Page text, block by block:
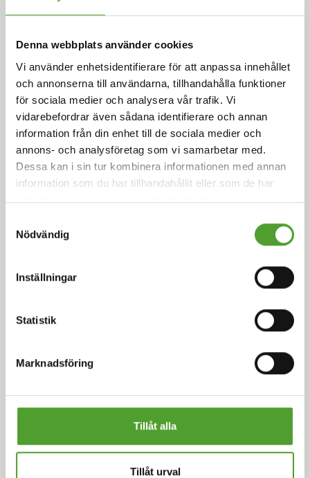
Denna webbplats använder cookies
Vi använder enhetsidentifierare för att anpassa innehållet
och annonserna till användarna, tillhandahålla funktioner
för sociala medier och analysera vår trafik. Vi
vidarebefordrar även sådana identifierare och annan
information från din enhet till de sociala medier och
annons- och analysföretag som vi samarbetar med.
Dessa kan i sin tur kombinera informationen med annan
information som du har tillhandahållit eller som de har
samlat in när du har använt deras tjänster.
Nödvändig
Inställningar
Statistik
Marknadsföring
Tillåt alla
Tillåt urval
Artikel
Ett sekel av samarbete: Algol och
Evonik firar 100 år av partnerskap
Samarbetet inleddes 1925 med representation av
keramikindustrins beredningar i Finland. Under
årtiondena har detta utökats till att omfatta ett brett
utbud av kemiska produkter och industriella lösningar,
fasta relation är djupt förankrad i båda företagens
Läs mer